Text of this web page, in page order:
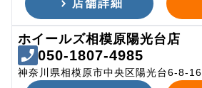
店舗詳細
ホイールズ相模原陽光台店
050-1807-4985
神奈川県相模原市中央区陽光台6-8-16